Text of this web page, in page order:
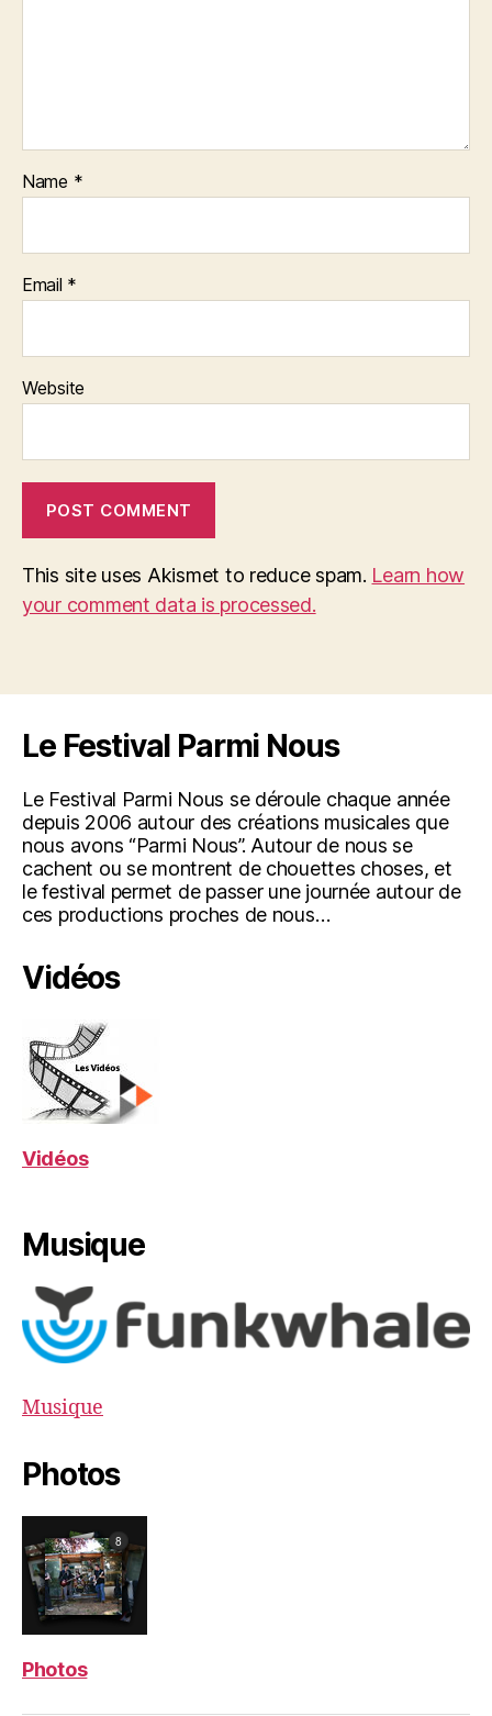
Name *
Email *
Website
This site uses Akismet to reduce spam. Learn how
your comment data is processed.
Le Festival Parmi Nous
Le Festival Parmi Nous se déroule chaque année
depuis 2006 autour des créations musicales que
nous avons “Parmi Nous”. Autour de nous se
cachent ou se montrent de chouettes choses, et
le festival permet de passer une journée autour de
ces productions proches de nous…
Vidéos
Vidéos
Musique
Musique
Photos
Photos